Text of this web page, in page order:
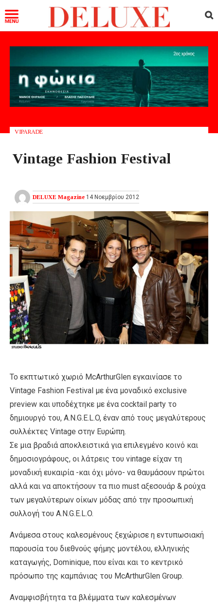
VIPARADE
Vintage Fashion Festival
DELUXE Magazine 14 Νοεμβρίου 2012
Το εκπτωτικό χωριό McArthurGlen εγκαινίασε το
Vintage Fashion Festival με ένα μοναδικό exclusive
preview και υποδέχτηκε με ένα cocktail party το
δημιουργό του, A.N.G.E.L.O, έναν από τους μεγαλύτερους
συλλέκτες Vintage στην Ευρώπη.
Σε μια βραδιά αποκλειστικά για επιλεγμένο κοινό και
δημοσιογράφους, οι λάτρεις του vintage είχαν τη
μοναδική ευκαιρία -και όχι μόνο- να θαυμάσουν πρώτοι
αλλά και να αποκτήσουν τα πιο must αξεσουάρ & ρούχα
των μεγαλύτερων οίκων μόδας από την προσωπική
συλλογή του A.N.G.E.L.O.
Ανάμεσα στους καλεσμένους ξεχώρισε η εντυπωσιακή
παρουσία του διεθνούς φήμης μοντέλου, ελληνικής
καταγωγής, Dominique, που είναι και το κεντρικό
πρόσωπο της καμπάνιας του McArthurGlen Group.
Αναμφισβήτητα τα βλέμματα των καλεσμένων